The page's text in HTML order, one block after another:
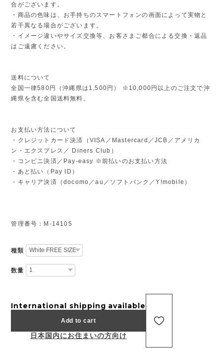
合がございます。
・商品の色味は、お手持ちのスマートフォンの画面によって実物と
若干異なる場合がございます。
・イメージ違いやサイズ交換等、お客さまご都合による交換・返品
はご遠慮ください。
送料について
全国一律580円（沖縄県は1,500円） ※10,000円以上のご注文で沖
縄県を含む全国送料無料。
お支払い方法について
・クレジットカード決済（VISA／Mastercard／JCB／アメリカ
ン・エクスプレス／ Diners Club）
・コンビニ決済／Pay-easy ※前払いのお支払い方法
・あと払い（Pay ID）
・キャリア決済（docomo／au／ソフトバンク／Y!mobile）
管理番号：M-14105
種類
数量
International shipping available
Add to cart
日本国内にお住まいの方向け